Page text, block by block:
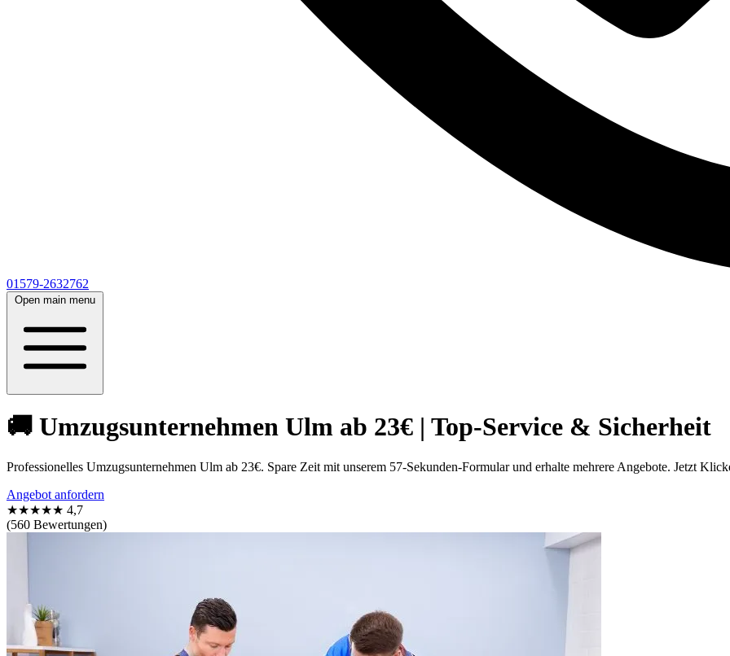
01579-2632762
Open main menu
🚚 Umzugsunternehmen Ulm ab 23€ | Top-Service & Sicherheit
Professionelles Umzugsunternehmen Ulm ab 23€. Spare Zeit mit unserem 57-Sekunden-Formular und erhalte mehrere Angebote. Jetzt
Angebot anfordern
★★★★★ 4,7
(560 Bewertungen)